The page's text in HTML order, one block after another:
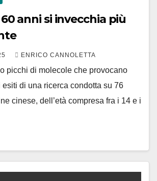
60 anni si invecchia più
ENRICO CANNOLETTA
picchi di molecole che provocano
di una ricerca condotta su 76
cinese, dell’età compresa fra i 14 e i